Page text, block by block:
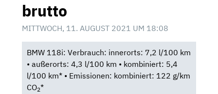
brutto
MITTWOCH, 11. AUGUST 2021 UM 18:08
BMW 118i: Verbrauch: innerorts: 7,2 l/100 km
• außerorts: 4,3 l/100 km • kombiniert: 5,4
l/100 km* • Emissionen: kombiniert: 122 g/km
CO2*